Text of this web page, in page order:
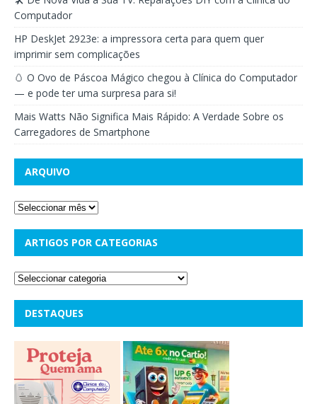
Computador
HP DeskJet 2923e: a impressora certa para quem quer
imprimir sem complicações
🥚 O Ovo de Páscoa Mágico chegou à Clínica do Computador
— e pode ter uma surpresa para si!
Mais Watts Não Significa Mais Rápido: A Verdade Sobre os
Carregadores de Smartphone
ARQUIVO
ARTIGOS POR CATEGORIAS
DESTAQUES